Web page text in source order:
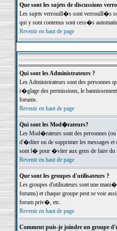
Que sont les sujets de discussions
Les sujets verrouill�s sont verrouill�s
qui y sont contenus sont cess�s
Revenir en haut de page
Qui sont les Administrateurs ?
Les Administrateurs sont des personnes
r�glage des permissions, le
forums.
Revenir en haut de page
Qui sont les Mod�rateurs?
Les Mod�rateurs sont des personnes
d'�diter ou de supprimer les messages
sont l� pour �viter aux gens de faire du
Revenir en haut de page
Que sont les groupes d'utilisateurs ?
Les groupes d'utilisateurs sont une
forums) et chaque groupe peut se voir
forum priv�, etc.
Revenir en haut de page
Comment puis-je joindre un groupe